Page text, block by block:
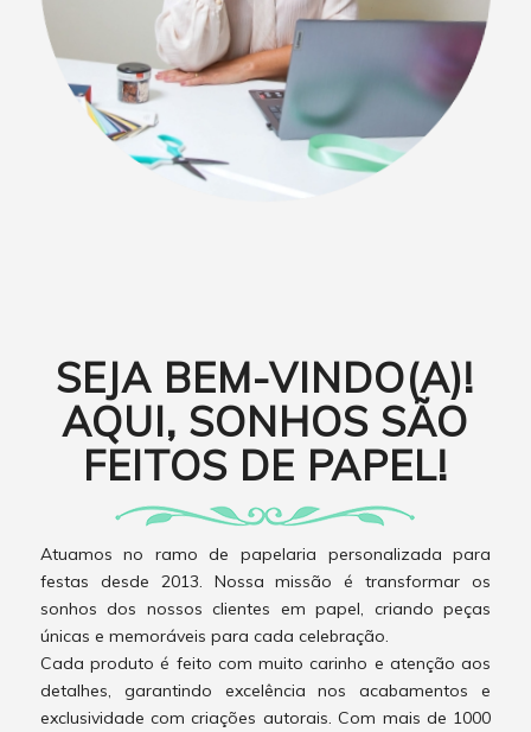
SEJA BEM-VINDO(A)!
AQUI, SONHOS SÃO
FEITOS DE PAPEL!
Atuamos no ramo de papelaria personalizada para
festas desde 2013. Nossa missão é transformar os
sonhos dos nossos clientes em papel, criando peças
únicas e memoráveis para cada celebração.
Cada produto é feito com muito carinho e atenção aos
detalhes, garantindo excelência nos acabamentos e
exclusividade com criações autorais. Com mais de 1000